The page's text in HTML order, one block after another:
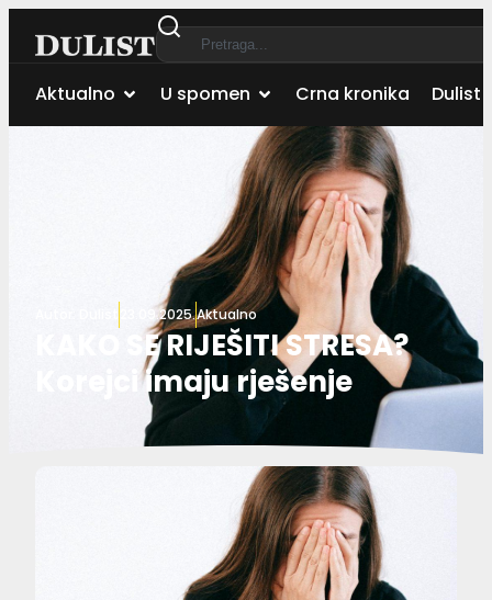
Aktualno U spomen Crna kronika Dulist
23.09.2025.Aktualno
KAKO SE RIJEŠITI STRESA?
Korejci imaju rješenje